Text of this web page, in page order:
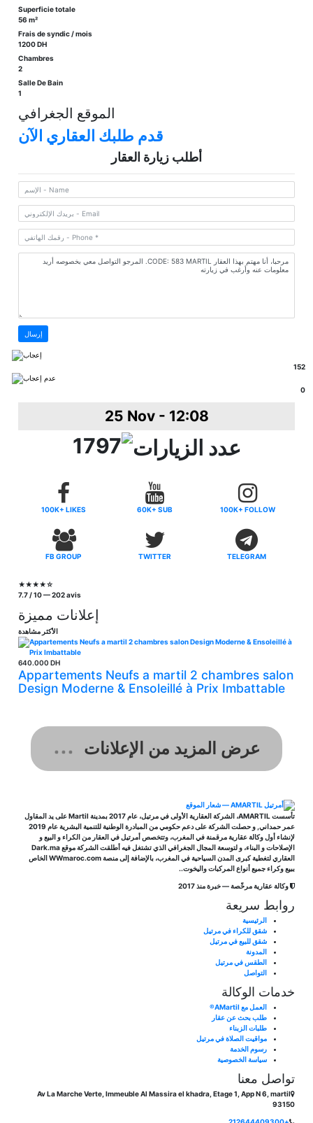
Superficie totale
56 m²
Frais de syndic / mois
1200 DH
Chambres
2
Salle De Bain
1
الموقع الجغرافي
قدم طلبك العقاري الآن
أطلب زيارة العقار
إرسال
152
0
25 Nov - 12:08
1797
100K+ LIKES 60K+ SUB 100K+ FOLLOW
FB GROUP TWITTER TELEGRAM
★★★★☆
7.7 / 10—202 avis
إعلانات مميزة
الأكثر مشاهدة
640.000 DH
Appartements Neufs a martil 2 chambres salon
Design Moderne & Ensoleillé à Prix Imbattable
عرض المزيد من الإعلانات
تأسست AMARTIL، الشركة العقارية الأولى في مرتيل، عام 2017 بمدينة Martil على يد المقاول
عمر حمداني, و حصلت الشركة على دعم حكومي من المبادرة الوطنية للتنمية البشرية عام 2019
لإنشاء أول وكالة عقارية مرقمنة في المغرب، وتتخصص أمرتيل في العقار من الكراء و البيع و
الإصلاحات و البناء، و لتوسعة المجال الجغرافي الذي تشتغل فيه أطلقت الشركة موقع Dark.ma
العقاري لتغطية كبرى المدن السياحية في المغرب، بالإضافة إلى منصة WWmaroc.com الخاص
ببيع وكراء جميع أنواع المركبات واليخوت..
وكالة عقارية مرخّصة — خبرة منذ 2017
روابط سريعة
الرئيسية
شقق للكراء في مرتيل
شقق للبيع في مرتيل
المدونة
الطقس في مرتيل
التواصل
خدمات الوكالة
العمل مع AMartil®
طلب بحث عن عقار
طلبات الزبناء
مواقيت الصلاة في مرتيل
رسوم الخدمة
سياسة الخصوصية
تواصل معنا
Av La Marche Verte, Immeuble Al Massira el khadra, Etage 1, App N 6, martil
93150
+212644409300